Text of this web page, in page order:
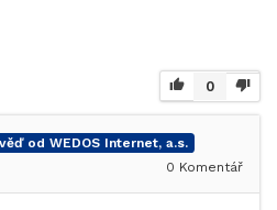
0
od WEDOS Internet, a.s.
0 Komentář